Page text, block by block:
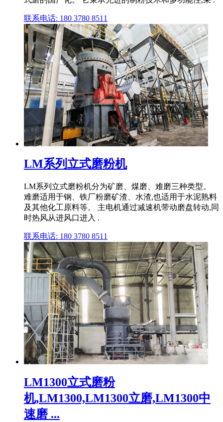
联系电话: 180 3780 8511
LM系列立式磨粉机
LM系列立式磨粉机分为矿磨、煤磨、难磨三种类型。
难磨适用于钢、铁厂粉磨矿渣、水渣,也适用于水泥熟料
及其他化工原料等。 主电机通过减速机带动磨盘转动,同
时热风从进风口进入 .
联系电话: 180 3780 8511
LM1300立式磨粉
机,LM1300,LM1300立磨,LM1300中
速磨 ...